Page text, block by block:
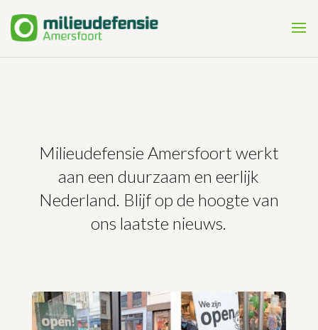
Milieudefensie Amersfoort werkt
aan een duurzaam en eerlijk
Nederland. Blijf op de hoogte van
ons laatste nieuws.